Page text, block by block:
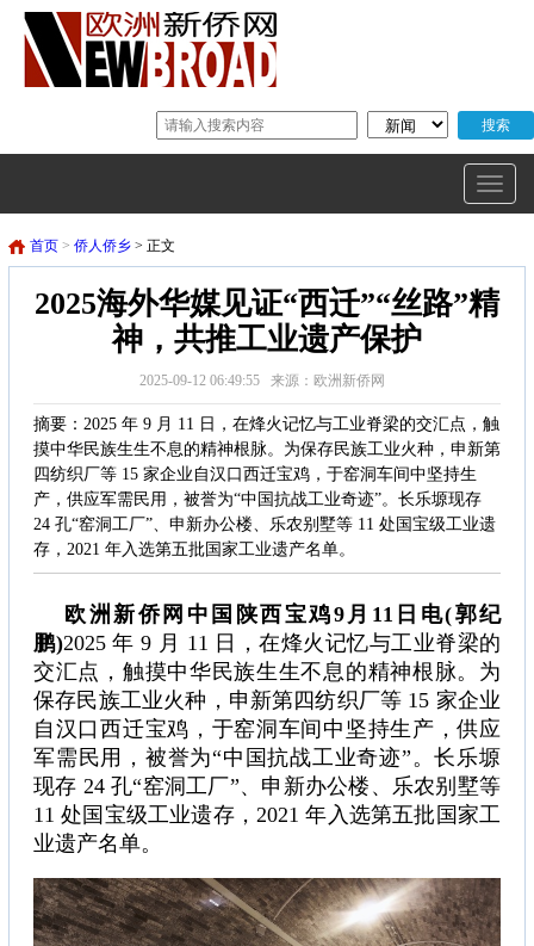
首页 > 侨人侨乡 > 正文
2025海外华媒见证“西迁”“丝路”精
神，共推工业遗产保护
2025-09-12 06:49:55 来源：欧洲新侨网
摘要：2025 年 9 月 11 日，在烽火记忆与工业脊梁的交汇点，触
摸中华民族生生不息的精神根脉。为保存民族工业火种，申新第
四纺织厂等 15 家企业自汉口西迁宝鸡，于窑洞车间中坚持生
产，供应军需民用，被誉为“中国抗战工业奇迹”。长乐塬现存
24 孔“窑洞工厂”、申新办公楼、乐农别墅等 11 处国宝级工业遗
存，2021 年入选第五批国家工业遗产名单。
欧洲新侨网中国陕西宝鸡9月11日电(郭纪
鹏)2025 年 9 月 11 日，在烽火记忆与工业脊梁的
交汇点，触摸中华民族生生不息的精神根脉。为
保存民族工业火种，申新第四纺织厂等 15 家企业
自汉口西迁宝鸡，于窑洞车间中坚持生产，供应
军需民用，被誉为“中国抗战工业奇迹”。长乐塬
现存 24 孔“窑洞工厂”、申新办公楼、乐农别墅等
11 处国宝级工业遗存，2021 年入选第五批国家工
业遗产名单。